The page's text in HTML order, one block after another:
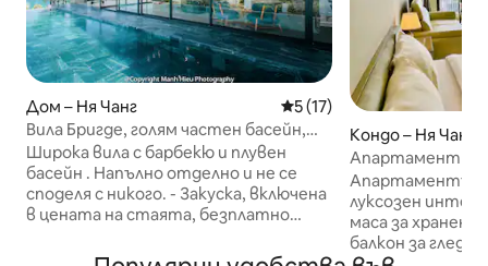
Дом – Ня Чанг Средна оценка: 5 от 5,
5 (17)
Вила Бригде, голям частен басейн,
безплатна закуска
Широка вила с барбекю и плувен
басейн . Напълно отделно и не се
споделя с никого. - Закуска, включена
в цената на стаята, безплатно
отседнали за 4 нощувки. -
Кондо – Ня Чанг
Апартамент
Seaview
Апартаментът
луксозен
маса за
балкон за